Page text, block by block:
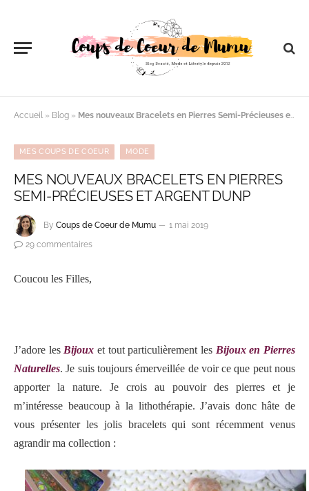
Accueil » Blog » Mes nouveaux Bracelets en Pierres Semi-Précieuses et Argent DUNP
MES COUPS DE COEUR MODE
MES NOUVEAUX BRACELETS EN PIERRES
SEMI-PRÉCIEUSES ET ARGENT DUNP
By Coups de Coeur de Mumu
1 mai 2019
29 commentaires
Coucou les Filles,
J’adore les Bijoux et tout particulièrement les Bijoux en Pierres
Naturelles. Je suis toujours émerveillée de voir ce que peut nous
apporter la nature. Je crois au pouvoir des pierres et je
m’intéresse beaucoup à la lithothérapie. J’avais donc hâte de
vous présenter les jolis bracelets qui sont récemment venus
agrandir ma collection :